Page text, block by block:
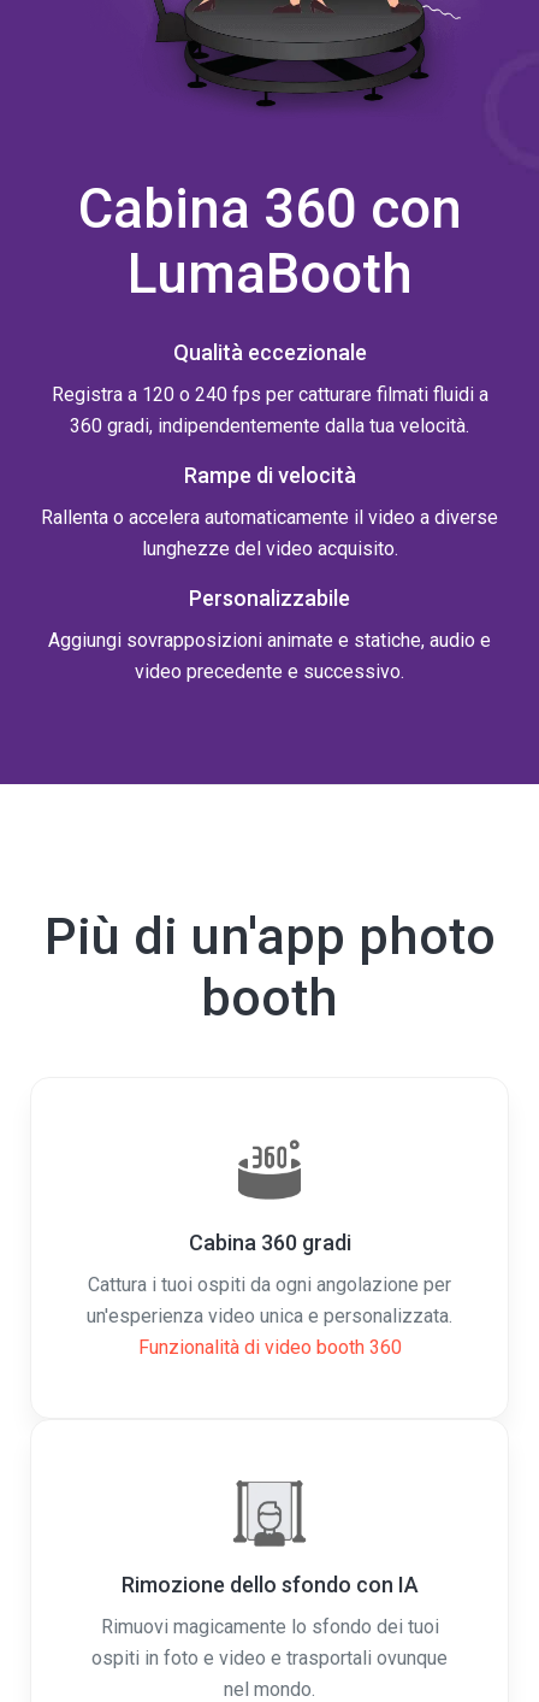
Cabina 360 con
LumaBooth
Qualità eccezionale
Registra a 120 o 240 fps per catturare filmati fluidi a
360 gradi, indipendentemente dalla tua velocità.
Rampe di velocità
Rallenta o accelera automaticamente il video a diverse
lunghezze del video acquisito.
Personalizzabile
Aggiungi sovrapposizioni animate e statiche, audio e
video precedente e successivo.
Più di un'app photo
booth
Cabina 360 gradi
Cattura i tuoi ospiti da ogni angolazione per
un'esperienza video unica e personalizzata.
Funzionalità di video booth 360
Rimozione dello sfondo con IA
Rimuovi magicamente lo sfondo dei tuoi
ospiti in foto e video e trasportali ovunque
nel mondo.